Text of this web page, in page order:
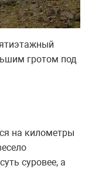
гротом под
на километры
суровее, а